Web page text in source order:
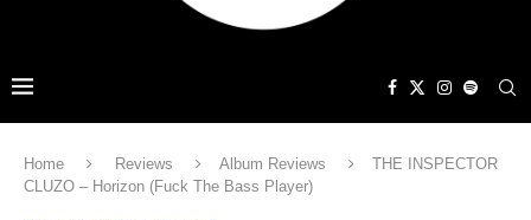
Home Reviews Album Reviews
THE INSPECTOR
CLUZO – Horizon (Fuck The Bass Player)